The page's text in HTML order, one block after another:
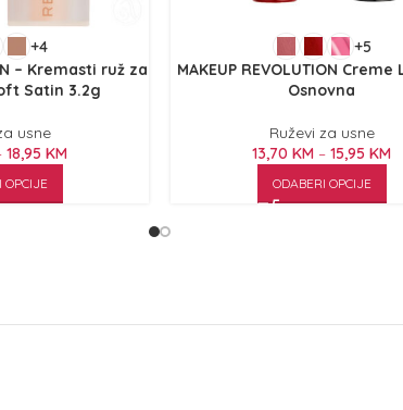
+4
– Kremasti ruž za
Satin 3.2g
usne
18,95 KM
OPCIJE
+5
MAKEUP REVOLUTION Creme
Osnovna
Ruževi za usne
13,70 KM – 15,95 KM
ODABERI OPCIJE